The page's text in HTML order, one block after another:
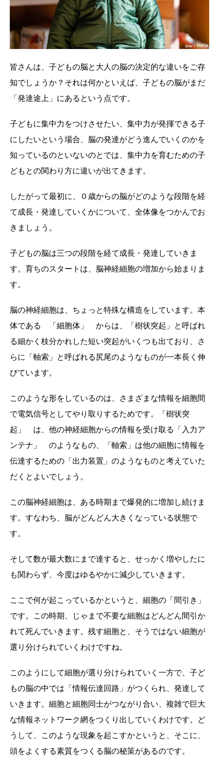
皆さんは、子どもの脳と大人の脳の決定的な違いをご存
知でしょうか？それは何かといえば、子どもの脳がまだ
「発達途上」にあるという点です。
子どもに集中力をつけさせたい、集中力が発揮できる子
にしたいという場合、脳の発達がどう進んでいくのかを
知っているのといないのとでは、集中力を育むための子
どもとの関わり方に違いが出てきます。
したがって最初に、０歳からの脳がどのような段階を経
て成長・発達していくかについて、全体像をつかんでお
きましょう。
子どもの脳は三つの段階を経て成長・発達していきま
す。育ちのスタートは、脳神経細胞の増加から始まりま
す。
脳の神経細胞は、ちょっと特殊な構造をしています。本
体である 「細胞体」 からは、「樹状突起」と呼ばれ
る細かく枝分かれした短い突起がいくつも出ており、さ
らに「軸索」と呼ばれる尻尾のようなものが一本長く伸
びています。
このような形をしているのは、さまざまな情報を細胞間
で電気信号としてやり取りするためです。「樹状突
起」 は、他の神経細胞からの情報を受け取る「入力ア
ンテナ」 のようなもの、「軸索」は他の細胞に情報を
伝達するための「出力装置」のようなものと考えていた
だくとよいでしょう。
この脳神経細胞は、ある時期まで爆発的に増加し続けま
す。すなわち、脳がどんどん大きくなっている状態で
す。
そして数が最大数にまで達すると、せっかく増やしたに
も関わらず、今度はゆるやかに減少していきます。
ここで何が起こっているかというと、細胞の「間引き」
です。この時期、じゃまで不要な細胞はどんどん間引か
れて死んでいきます。残す細胞と、そうではない細胞が
選り分けられていくわけですね。
このようにして細胞が選り分けられていく一方で、子ど
もの脳の中では「情報伝達回路」がつくられ、発達して
いきます。細胞と細胞同士がつながり合い、複雑で巨大
な情報ネットワーク網をつくり出していくわけです。ど
うして、このような現象を起こすかというと、そこに、
頭をよくする素質をつくる脳の秘策があるのです。